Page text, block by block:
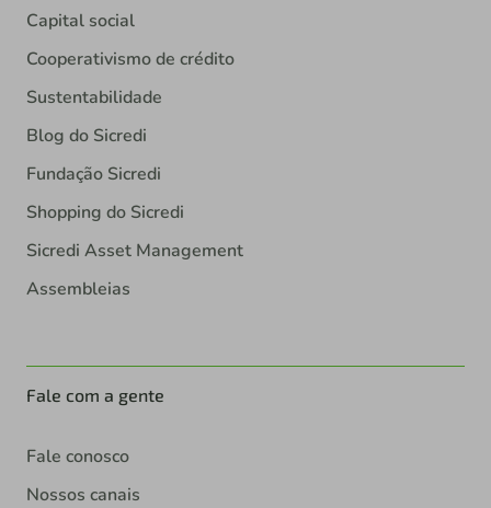
Capital social
Cooperativismo de crédito
Sustentabilidade
Blog do Sicredi
Fundação Sicredi
Shopping do Sicredi
Sicredi Asset Management
Assembleias
Fale com a gente
Fale conosco
Nossos canais